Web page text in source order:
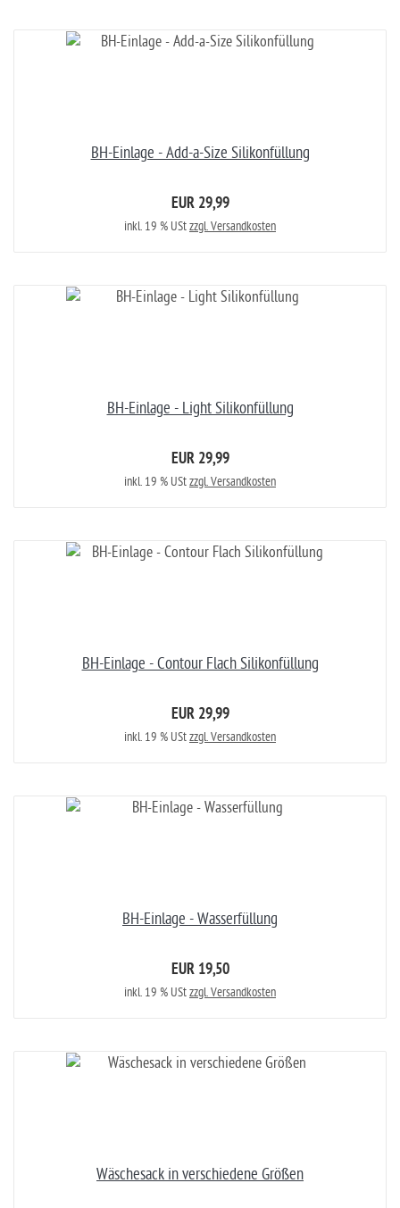
BH-Einlage - Add-a-Size Silikonfüllung
EUR 29,99
inkl. 19 % UStzzgl. Versandkosten
BH-Einlage - Light Silikonfüllung
EUR 29,99
inkl. 19 % UStzzgl. Versandkosten
BH-Einlage - Contour Flach Silikonfüllung
EUR 29,99
inkl. 19 % UStzzgl. Versandkosten
BH-Einlage - Wasserfüllung
EUR 19,50
inkl. 19 % UStzzgl. Versandkosten
Wäschesack in verschiedene Größen